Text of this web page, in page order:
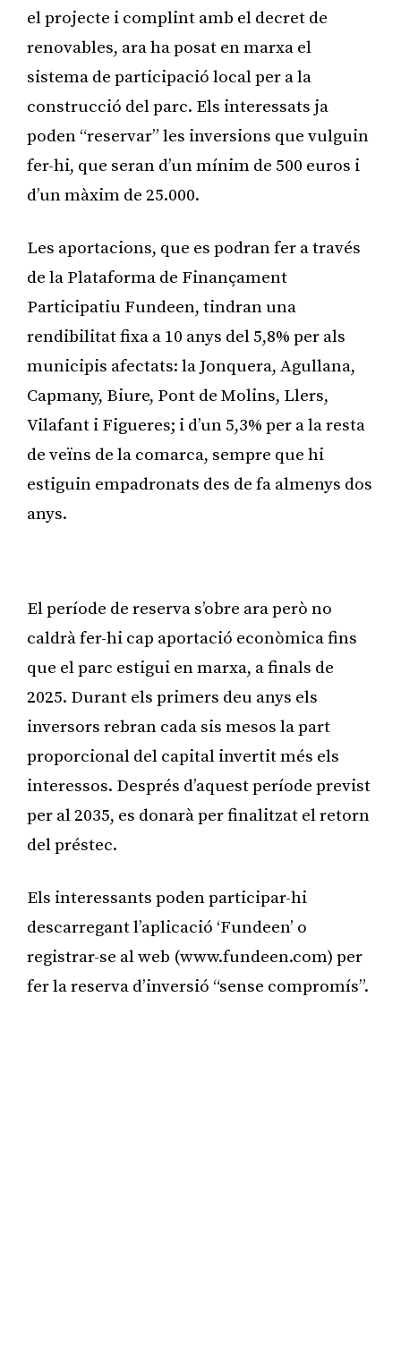
el projecte i complint amb el decret de
renovables, ara ha posat en marxa el
sistema de participació local per a la
construcció del parc. Els interessats ja
poden “reservar” les inversions que vulguin
fer-hi, que seran d’un mínim de 500 euros i
d’un màxim de 25.000.
Les aportacions, que es podran fer a través
de la Plataforma de Finançament
Participatiu Fundeen, tindran una
rendibilitat fixa a 10 anys del 5,8% per als
municipis afectats: la Jonquera, Agullana,
Capmany, Biure, Pont de Molins, Llers,
Vilafant i Figueres; i d’un 5,3% per a la resta
de veïns de la comarca, sempre que hi
estiguin empadronats des de fa almenys dos
anys.
El període de reserva s’obre ara però no
caldrà fer-hi cap aportació econòmica fins
que el parc estigui en marxa, a finals de
2025. Durant els primers deu anys els
inversors rebran cada sis mesos la part
proporcional del capital invertit més els
interessos. Després d’aquest període previst
per al 2035, es donarà per finalitzat el retorn
del préstec.
Els interessants poden participar-hi
descarregant l’aplicació ‘Fundeen’ o
registrar-se al web (www.fundeen.com) per
fer la reserva d’inversió “sense compromís”.